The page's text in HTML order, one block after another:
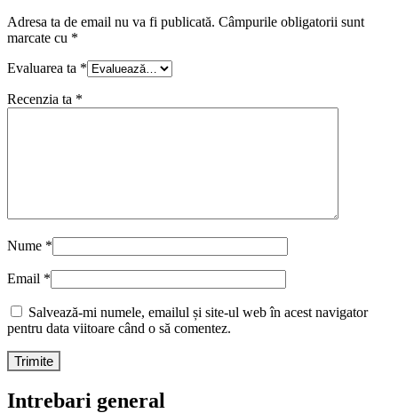
Adresa ta de email nu va fi publicată. Câmpurile obligatorii sunt
marcate cu *
Evaluarea ta *
Recenzia ta *
Nume *
Email *
Salvează-mi numele, emailul și site-ul web în acest navigator
pentru data viitoare când o să comentez.
Intrebari general